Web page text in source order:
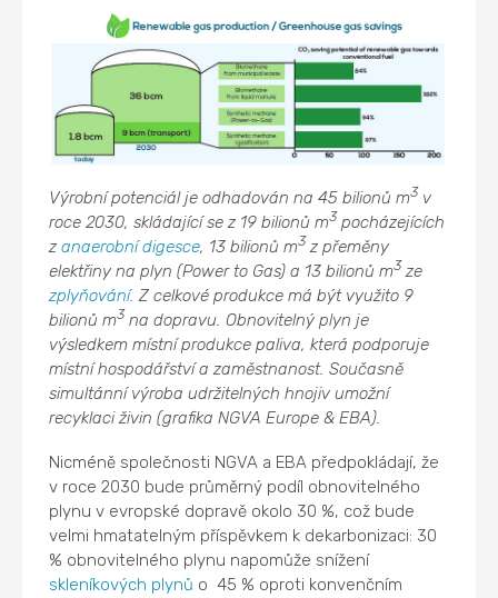
Výrobní potenciál je odhadován na 45 bilionů m3 v
roce 2030, skládající se z 19 bilionů m3 pocházejících
zanaerobní digesce, 13 bilionů m3z přeměny
elektřiny na plyn (Power to Gas) a 13 bilionů m3ze
zplyňování. Z celkové produkce má být využito 9
bilionů m3 na dopravu. Obnovitelný plyn je
výsledkem místní produkce paliva, která podporuje
místní hospodářství a zaměstnanost. Současně
simultánní výroba udržitelných hnojiv umožní
recyklaci živin (grafika NGVA Europe & EBA).
Nicméně společnosti NGVA a EBA předpokládají, že
v roce 2030 bude průměrný podíl obnovitelného
plynu v evropské dopravě okolo 30 %, což bude
velmi hmatatelným příspěvkem k dekarbonizaci: 30
% obnovitelného plynu napomůže snížení
skleníkových plynů o 45 % oproti konvenčním